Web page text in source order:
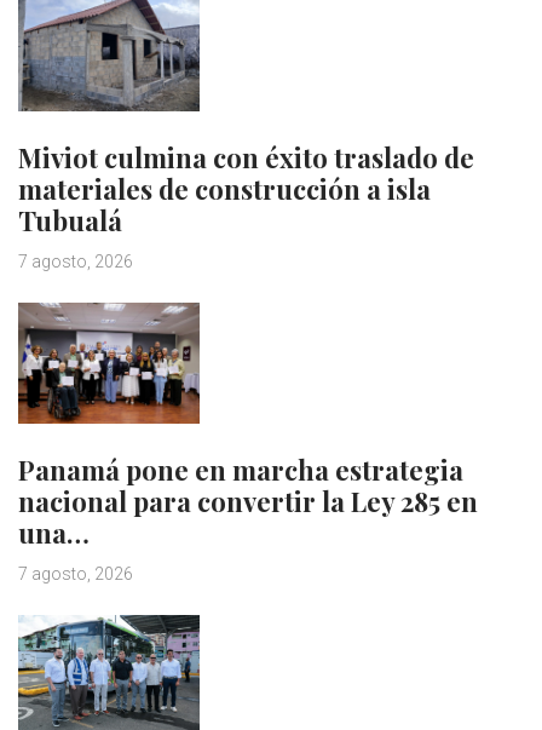
Miviot culmina con éxito traslado de
materiales de construcción a isla
Tubualá
7 agosto, 2026
Panamá pone en marcha estrategia
nacional para convertir la Ley 285 en
una…
7 agosto, 2026